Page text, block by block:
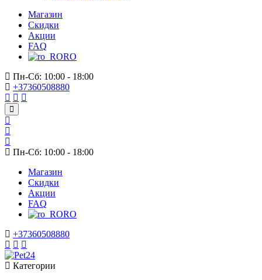
Магазин
Скидки
Акции
FAQ
RO
Пн-Сб: 10:00 - 18:00
+37360508880
Пн-Сб: 10:00 - 18:00
Магазин
Скидки
Акции
FAQ
RO
+37360508880
Категории